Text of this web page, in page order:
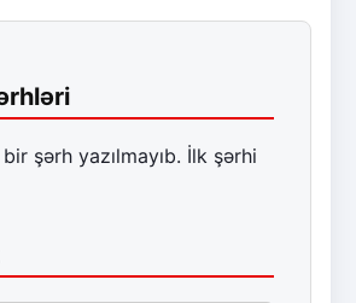
şərh yazılmayıb. İlk şərhi